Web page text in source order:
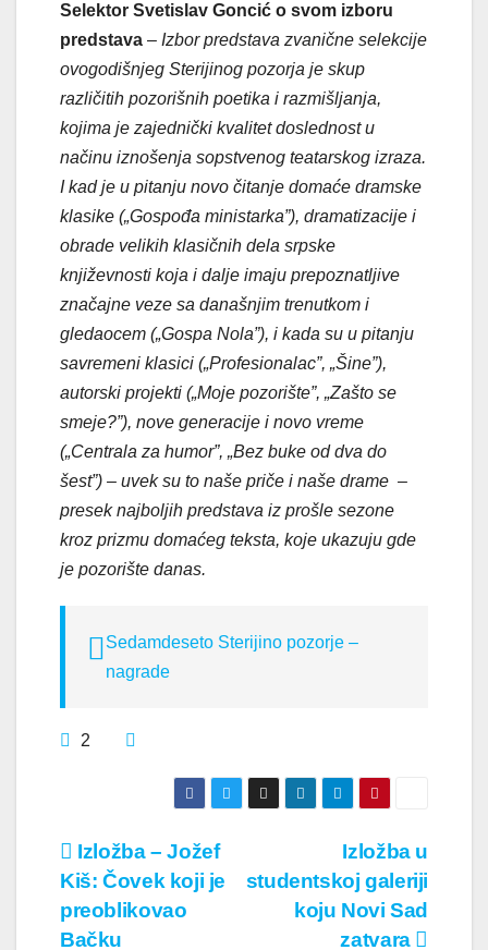
Selektor Svetislav Goncić o svom izboru
predstava – Izbor predstava zvanične selekcije
ovogodišnjeg Sterijinog pozorja je skup
različitih pozorišnih poetika i razmišljanja,
kojima je zajednički kvalitet doslednost u
načinu iznošenja sopstvenog teatarskog izraza.
I kad je u pitanju novo čitanje domaće dramske
klasike („Gospođa ministarka”), dramatizacije i
obrade velikih klasičnih dela srpske
književnosti koja i dalje imaju prepoznatljive
značajne veze sa današnjim trenutkom i
gledaocem („Gospa Nola”), i kada su u pitanju
savremeni klasici („Profesionalac”, „Šine”),
autorski projekti („Moje pozorište”, „Zašto se
smeje?”), nove generacije i novo vreme
(„Centrala za humor”, „Bez buke od dva do
šest”) – uvek su to naše priče i naše drame –
presek najboljih predstava iz prošle sezone
kroz prizmu domaćeg teksta, koje ukazuju gde
je pozorište danas.
Sedamdeseto Sterijino pozorje –
nagrade
2
Кретање
чланка
Izložba u
studentskoj galeriji
koju Novi Sad
zatvara
Izložba – Jožef
Kiš: Čovek koji je
preoblikovao
Bačku